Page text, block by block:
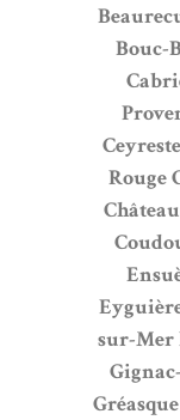
Bouc-
Ceyreste
Rouge
sur-Mer
Gréasque